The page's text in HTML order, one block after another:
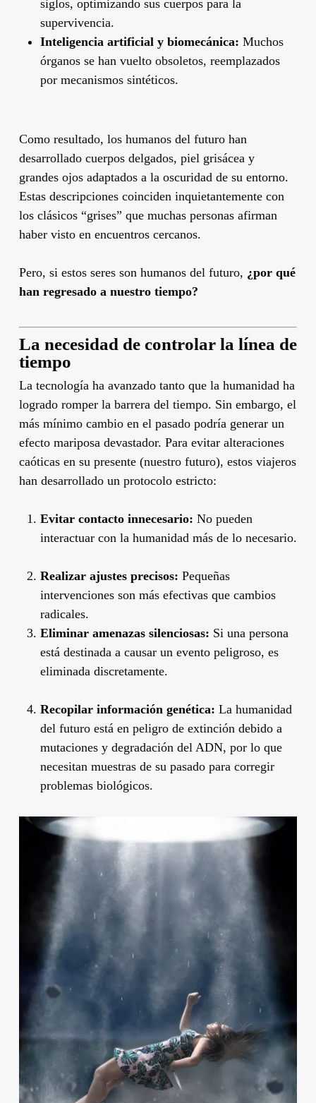
siglos, optimizando sus cuerpos para la
supervivencia.
Inteligencia artificial y biomecánica: Muchos
órganos se han vuelto obsoletos, reemplazados
por mecanismos sintéticos.
Como resultado, los humanos del futuro han
desarrollado cuerpos delgados, piel grisácea y
grandes ojos adaptados a la oscuridad de su entorno.
Estas descripciones coinciden inquietantemente con
los clásicos “grises” que muchas personas afirman
haber visto en encuentros cercanos.
Pero, si estos seres son humanos del futuro, ¿por qué
han regresado a nuestro tiempo?
La necesidad de controlar la línea de
tiempo
La tecnología ha avanzado tanto que la humanidad ha
logrado romper la barrera del tiempo. Sin embargo, el
más mínimo cambio en el pasado podría generar un
efecto mariposa devastador. Para evitar alteraciones
caóticas en su presente (nuestro futuro), estos viajeros
han desarrollado un protocolo estricto:
Evitar contacto innecesario: No pueden
interactuar con la humanidad más de lo necesario.
Realizar ajustes precisos: Pequeñas
intervenciones son más efectivas que cambios
radicales.
Eliminar amenazas silenciosas: Si una persona
está destinada a causar un evento peligroso, es
eliminada discretamente.
Recopilar información genética: La humanidad
del futuro está en peligro de extinción debido a
mutaciones y degradación del ADN, por lo que
necesitan muestras de su pasado para corregir
problemas biológicos.